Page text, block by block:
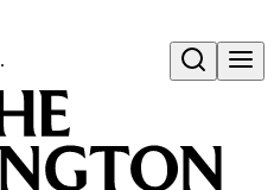
Open search